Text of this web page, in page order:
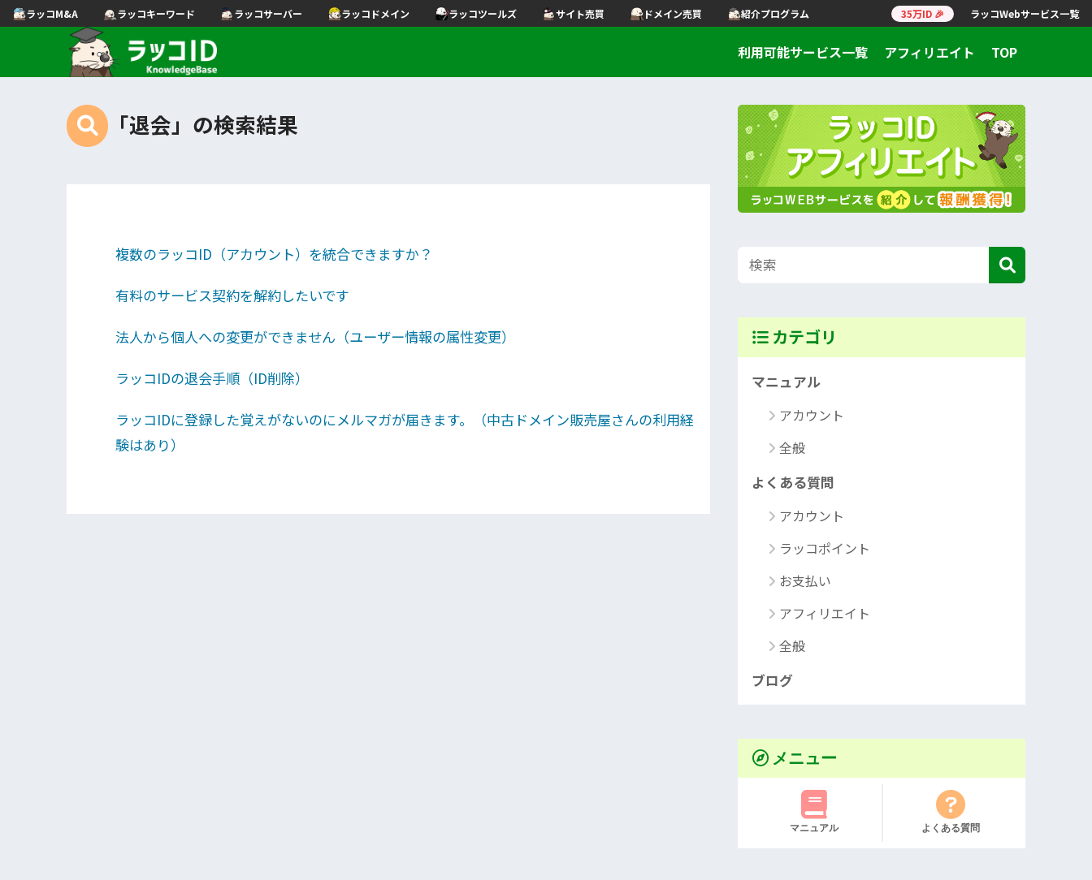
ラッコM&A ラッコキーワード ラッコサーバー ラッコドメイン ラッコツールズ サイト売買 ドメイン売買 紹介プログラム 35万ID 🎉 ラッコWebサービス一覧
利用可能サービス一覧 アフィリエイト TOP
「退会」の検索結果
複数のラッコID（アカウント）を統合できますか？
有料のサービス契約を解約したいです
法人から個人への変更ができません（ユーザー情報の属性変更）
ラッコIDの退会手順（ID削除）
ラッコIDに登録した覚えがないのにメルマガが届きます。（中古ドメイン販売屋さんの利用経
験はあり）
カテゴリ
マニュアル
アカウント
全般
よくある質問
アカウント
ラッコポイント
お支払い
アフィリエイト
全般
ブログ
メニュー
マニュアル よくある質問